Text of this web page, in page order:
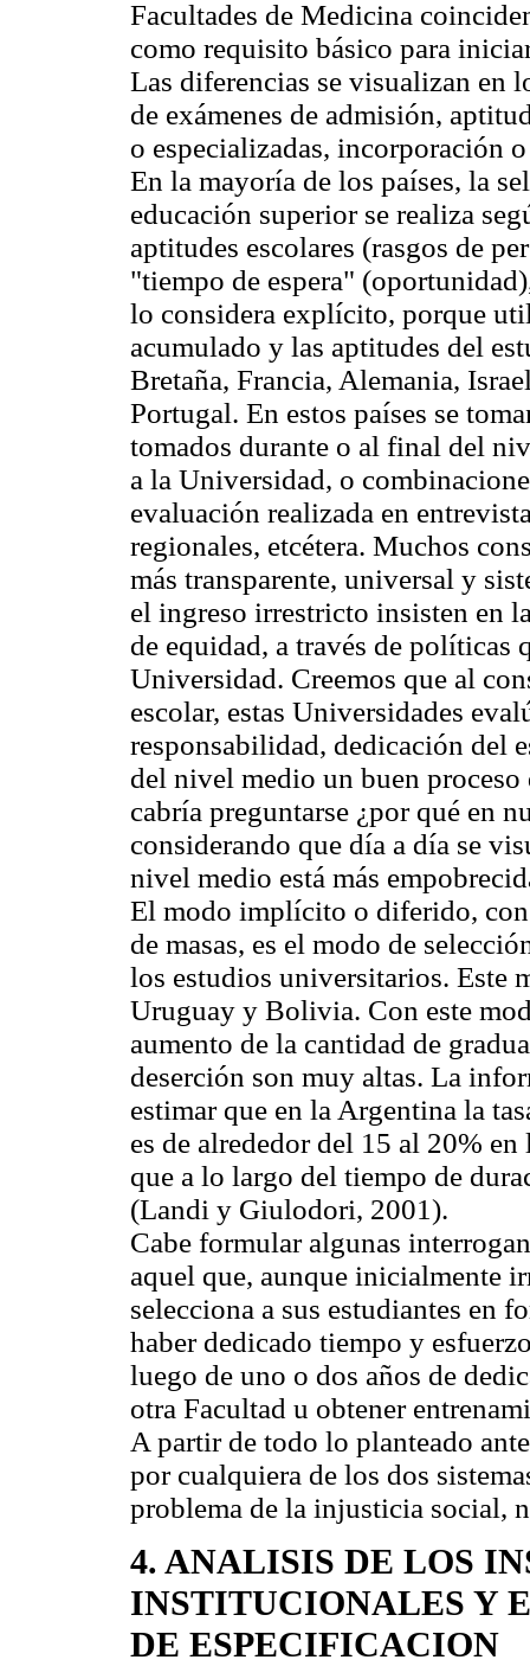
Facultades de Medicina
como requisito básico para
Las diferencias se visualizan en
de exámenes de admisión,
o especializadas, incorporación
En la mayoría de los países, la
educación superior se realiza
aptitudes escolares (rasgos de
"tiempo de espera"
lo considera explícito, porque
acumulado y las aptitudes del
Bretaña, Francia, Alemania,
Portugal. En estos países se
tomados durante o al final del
a la Universidad, o
evaluación realizada en
regionales, etcétera. Muchos
más transparente, universal y
el ingreso irrestricto insisten en
de equidad, a través de políticas
Universidad. Creemos que al
escolar, estas Universidades
responsabilidad, dedicación del
del nivel medio un buen proceso
cabría preguntarse ¿por qué en
considerando que día a día se
nivel medio está más
El modo implícito o diferido,
de masas, es el modo de
los estudios universitarios. Este
Uruguay y Bolivia. Con este
aumento de la cantidad de
deserción son muy altas. La
estimar que en la Argentina la
es de alrededor del 15 al 20%
que a lo largo del tiempo de
(Landi y Giulodori, 2001).
Cabe formular algunas
aquel que, aunque inicialmente
selecciona a sus estudiantes en
haber dedicado tiempo y
luego de uno o dos años de
otra Facultad u obtener
A partir de todo lo planteado
por cualquiera de los dos
problema de la injusticia social,
4. ANALISIS DE LOS
INSTITUCIONALES Y
DE ESPECIFICACION